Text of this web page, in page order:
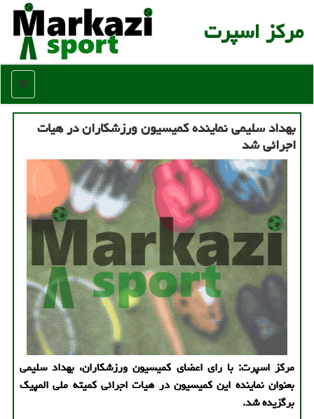
مركز اسپرت
منو
بهداد سلیمی نماینده کمیسیون ورزشکاران در هیات
اجرائی شد
مرکز اسپرت: با رای اعضای کمیسیون ورزشکاران، بهداد سلیمی
بعنوان نماینده این کمیسیون در هیات اجرائی کمیته ملی المپیک
برگزیده شد.